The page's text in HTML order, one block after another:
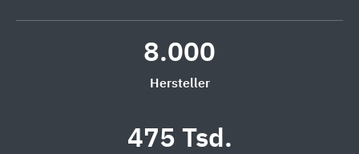
8.000
Hersteller
475 Tsd.